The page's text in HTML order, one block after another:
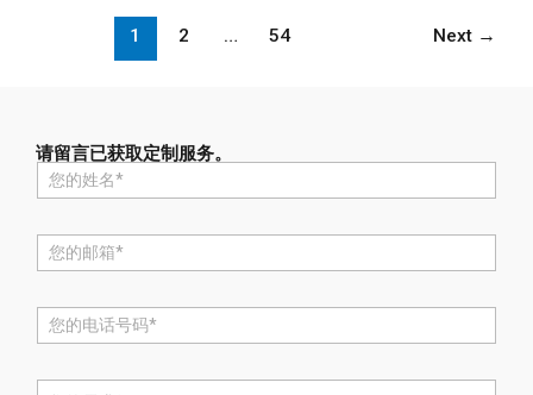
1 2 … 54 Next →
请留言已获取定制服务。
称
邮
话